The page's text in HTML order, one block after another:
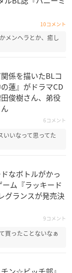
10コメント
メンヘラとか、癒し
係を描いたBLコ
蓮』がドラマCD
俊樹さん、弟役
6コメント
いなって思ってた
なボトルがかっ
ム『ラッキード
グランスが発売決
9コメント
買ったことないなぁ